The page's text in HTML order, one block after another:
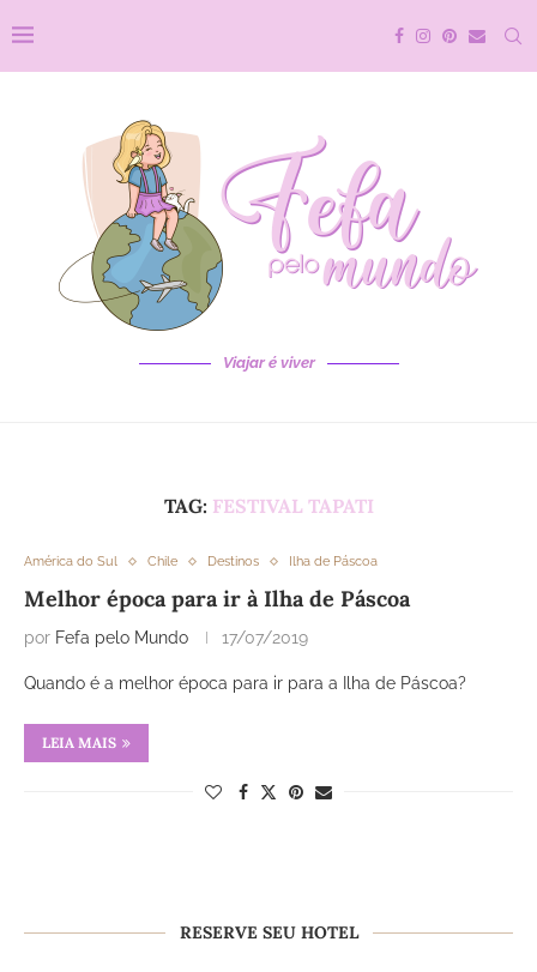
Viajar é viver
TAG: FESTIVAL TAPATI
América do Sul Chile Destinos Ilha de Páscoa
Melhor época para ir à Ilha de Páscoa
por Fefa pelo Mundo 17/07/2019
Quando é a melhor época para ir para a Ilha de Páscoa?
LEIA MAIS
RESERVE SEU HOTEL